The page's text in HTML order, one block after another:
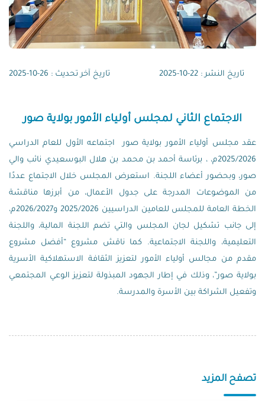
تاريخ النشر : 22-10-2025 تاريخ آخر تحديث : 26-10-2025
الاجتماع الثاني لمجلس أولياء الأمور بولاية صور
عقد مجلس أولياء الأمور بولاية صور اجتماعه الأول للعام الدراسي
2025/2026م، ، برئاسة أحمد بن محمد بن هلال البوسعيدي نائب والي
صور، وبحضور أعضاء اللجنة. استعرض المجلس خلال الاجتماع عددًا
من الموضوعات المدرجة على جدول الأعمال، من أبرزها مناقشة
الخطة العامة للمجلس للعامين الدراسيين 2025/2026 و2026/2027م،
إلى جانب تشكيل لجان المجلس والتي تضم اللجنة المالية، واللجنة
التعليمية، واللجنة الاجتماعية. كما ناقش مشروع “أفضل مشروع
مقدم من مجالس أولياء الأمور لتعزيز الثقافة الاستهلاكية الأسرية
بولاية صور”، وذلك في إطار الجهود المبذولة لتعزيز الوعي المجتمعي
وتفعيل الشراكة بين الأسرة والمدرسة.
تصفح المزيد